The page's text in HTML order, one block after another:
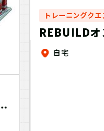
トレーニングクエ
REBUILDオ
「 自宅